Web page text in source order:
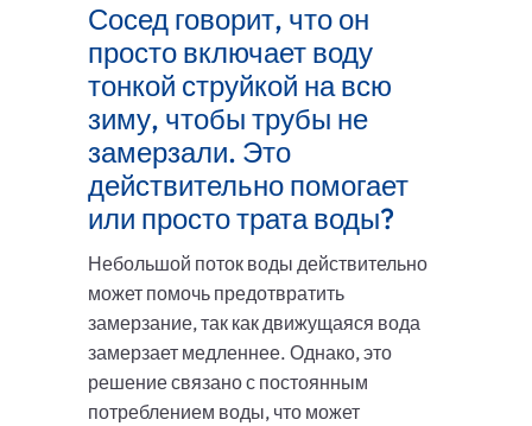
Сосед говорит, что он
просто включает воду
тонкой струйкой на всю
зиму, чтобы трубы не
замерзали. Это
действительно помогает
или просто трата воды?
Небольшой поток воды действительно
может помочь предотвратить
замерзание, так как движущаяся вода
замерзает медленнее. Однако, это
решение связано с постоянным
потреблением воды, что может